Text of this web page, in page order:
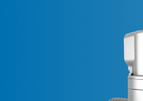
Nordamerika